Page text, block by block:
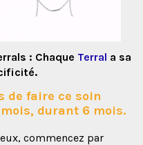
: Chaque Terral a sa
de faire ce soin
durant 6 mois.
commencez par